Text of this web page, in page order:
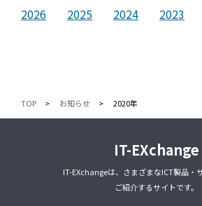
2026 2025 2024 2023
TOP お知らせ 2020年
IT-EXchange
IT-EXchangeは、さまざまなICT製品・
ご紹介するサイトです。